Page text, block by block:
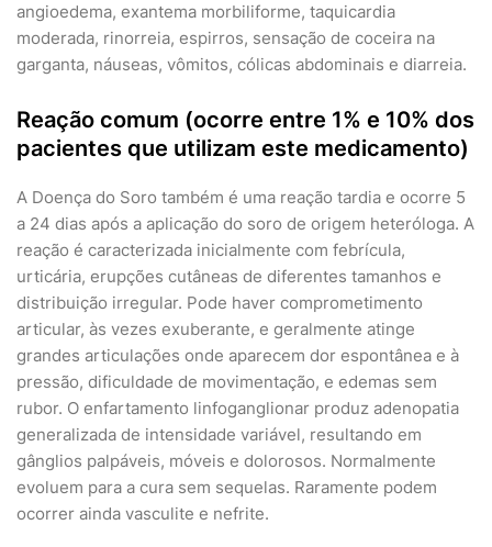
angioedema, exantema morbiliforme, taquicardia
moderada, rinorreia, espirros, sensação de coceira na
garganta, náuseas, vômitos, cólicas abdominais e diarreia.
Reação comum (ocorre entre 1% e 10% dos
pacientes que utilizam este medicamento)
A Doença do Soro também é uma reação tardia e ocorre 5
a 24 dias após a aplicação do soro de origem heteróloga. A
reação é caracterizada inicialmente com febrícula,
urticária, erupções cutâneas de diferentes tamanhos e
distribuição irregular. Pode haver comprometimento
articular, às vezes exuberante, e geralmente atinge
grandes articulações onde aparecem dor espontânea e à
pressão, dificuldade de movimentação, e edemas sem
rubor. O enfartamento linfoganglionar produz adenopatia
generalizada de intensidade variável, resultando em
gânglios palpáveis, móveis e dolorosos. Normalmente
evoluem para a cura sem sequelas. Raramente podem
ocorrer ainda vasculite e nefrite.